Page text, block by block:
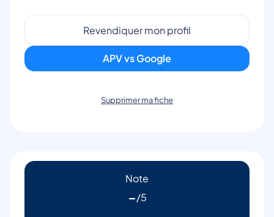
Revendiquer mon profil
APV vs Google
Supprimer ma fiche
Note
-